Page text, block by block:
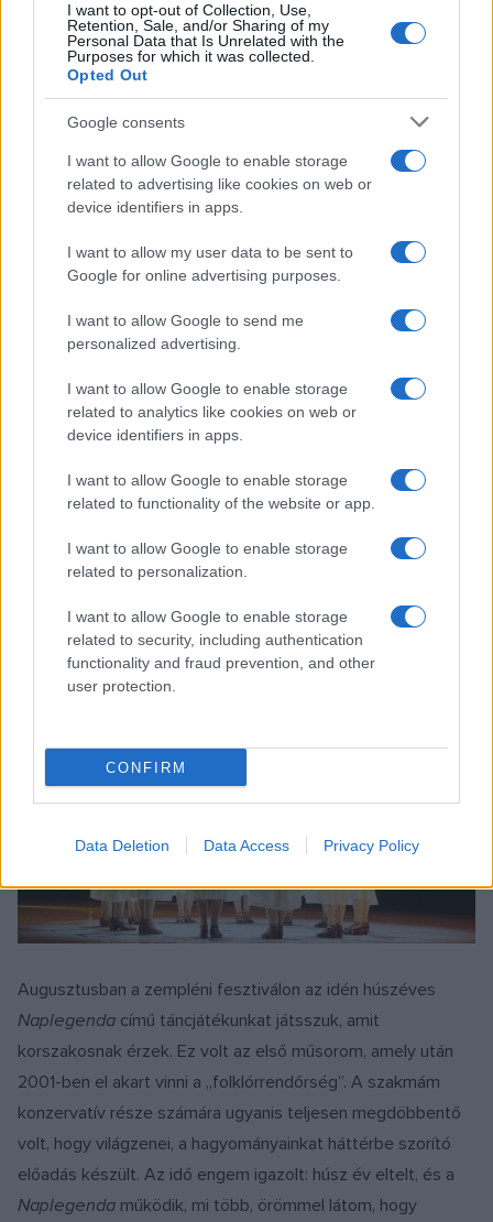
I want to opt-out of Collection, Use,
Retention, Sale, and/or Sharing of my
Personal Data that Is Unrelated with the
Purposes for which it was collected.
Opted Out
Google consents
I want to allow Google to enable storage
related to advertising like cookies on web or
device identifiers in apps.
I want to allow my user data to be sent to
Google for online advertising purposes.
I want to allow Google to send me
personalized advertising.
I want to allow Google to enable storage
related to analytics like cookies on web or
device identifiers in apps.
I want to allow Google to enable storage
related to functionality of the website or app.
I want to allow Google to enable storage
related to personalization.
I want to allow Google to enable storage
related to security, including authentication
functionality and fraud prevention, and other
user protection.
CONFIRM
Data Deletion Data Access Privacy Policy
Három kiemelt produkcióra készülünk. Az első, a
a Szegedi Szabadtéri Játékokon debütál. Két évtized után
térünk vissza a napfény városába. Izgalmas előadás lesz,
amelyben zenei csemegét is kínálunk: a Szolnoki
Szimfonikusok, a Szent Efrém Férfikar, Lajkó Félix, Ferenczi
György és az Első Budapesti Rackák, valamint két kiváló
operaénekes lép fel velünk.
Hagyományról és jelenről egyaránt szól az előadás. A
hanem a bennünk élő jelen, amelyhez csupán értő kézzel kell
hozzányúlni, nem pedig kanonizált formákat és tartalmakat
létező világot. Meg kell találni a gyökerekben, hogy mi az,
ami újra és újra képes megszólítani az egyént vagy egy-egy
kis közösséget, amelyek képesek önmagukévá tenni, kicsit
mindig módosítani, aztán továbbadni a hagyományt a
következő generációnak. Remélem, ebben az előadásban
sikerül ezt érzékeltetnünk.
Augusztusban a zempléni fesztiválon az idén húszéves
Naplegenda című táncjátékunkat játsszuk, amit
korszakosnak érzek. Ez volt az első műsorom, amely után
2001-ben el akart vinni a „folklórrendőrség”. A szakmám
konzervatív része számára ugyanis teljesen megdöbbentő
volt, hogy világzenei, a hagyományainkat háttérbe szorító
előadás készült. Az idő engem igazolt: húsz év eltelt, és a
Naplegenda működik, mi több, örömmel látom, hogy